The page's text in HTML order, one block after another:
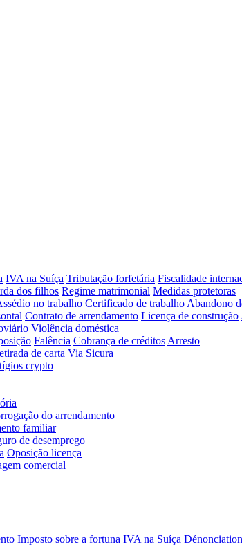
IVA na Suíça Tributação forfetária Fiscalidade
dos filhos Regime matrimonial Medidas protetoras
no trabalho Certificado de trabalho Abandono
Contrato de arrendamento Licença de construção
Violência doméstica
Falência Cobrança de créditos Arresto
de carta Via Sicura
crypto
do arrendamento
familiar
de desemprego
Oposição licença
comercial
Imposto sobre a fortuna IVA na Suíça